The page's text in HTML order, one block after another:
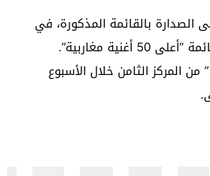
بالقائمة المذكورة، في
مغاربية”.
المركز الثامن خلال الأسبوع